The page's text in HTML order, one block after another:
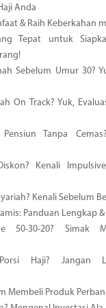
Anda
& Raih Keberkahan
Tepat untuk
Sebelum Umur 30?
On Track? Yuk,
Tanpa
Kenali
Kenali Sebelum
Panduan Lengkap
50-30-20? Simak
Haji? Jangan
Membeli Produk